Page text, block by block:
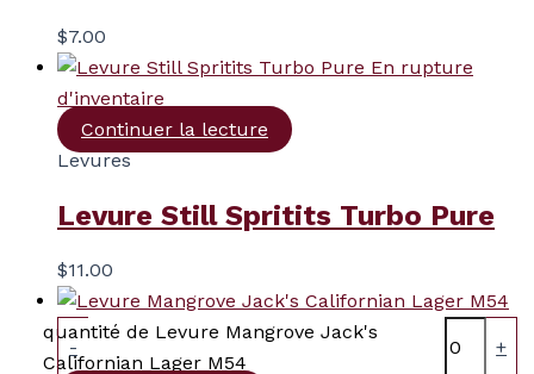
$7.00
En rupture
d'inventaire
Continuer la lecture
Levures
Levure Still Spritits Turbo Pure
$11.00
-
quantité de Levure Mangrove Jack's
Californian Lager M54
+